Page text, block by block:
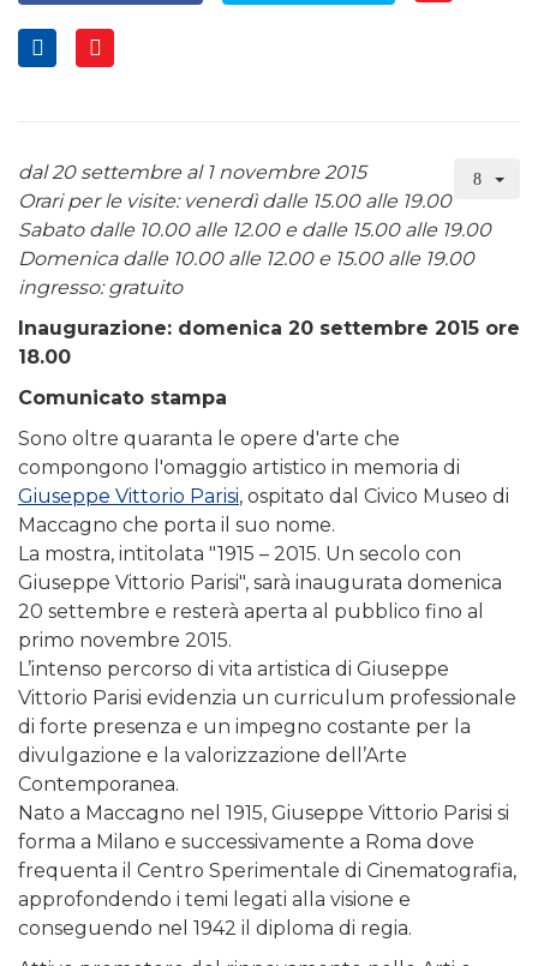
dal 20 settembre al 1 novembre 2015
Orari per le visite: venerdì dalle 15.00 alle 19.00
Sabato dalle 10.00 alle 12.00 e dalle 15.00 alle 19.00
Domenica dalle 10.00 alle 12.00 e 15.00 alle 19.00
ingresso: gratuito
Inaugurazione: domenica 20 settembre 2015 ore
18.00
Comunicato stampa
Sono oltre quaranta le opere d'arte che
compongono l'omaggio artistico in memoria di
Giuseppe Vittorio Parisi, ospitato dal Civico Museo di
Maccagno che porta il suo nome.
La mostra, intitolata "1915 – 2015. Un secolo con
Giuseppe Vittorio Parisi", sarà inaugurata domenica
20 settembre e resterà aperta al pubblico fino al
primo novembre 2015.
L’intenso percorso di vita artistica di Giuseppe
Vittorio Parisi evidenzia un curriculum professionale
di forte presenza e un impegno costante per la
divulgazione e la valorizzazione dell’Arte
Contemporanea.
Nato a Maccagno nel 1915, Giuseppe Vittorio Parisi si
forma a Milano e successivamente a Roma dove
frequenta il Centro Sperimentale di Cinematografia,
approfondendo i temi legati alla visione e
conseguendo nel 1942 il diploma di regia.